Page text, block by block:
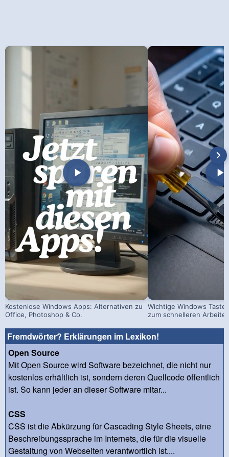
Kostenlose Windows Apps: Alternativen zu
Office, Photoshop & Co.
Wichtige Windows
zum schnelleren
Fremdwörter? Erklärungen im Lexikon!
Open Source
Mit Open Source wird Software bezeichnet, die nicht nur
kostenlos erhältlich ist, sondern deren Quellcode öffentlich
ist. So kann jeder an dieser Software mitar...
CSS
CSS ist die Abkürzung für Cascading Style Sheets, eine
Beschreibungssprache im Internets, die für die visuelle
Gestaltung von Webseiten verantwortlich ist....